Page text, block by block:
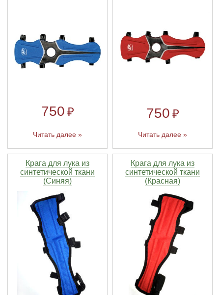
750 ₽
Читать далее »
750 ₽
Читать далее »
Крага для лука из
синтетической ткани
(Синяя)
Крага для лука из
синтетической ткани
(Красная)